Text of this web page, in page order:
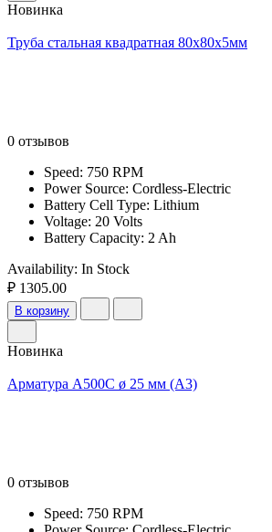
Новинка
Труба стальная квадратная 80х80х5мм
0 отзывов
Speed: 750 RPM
Power Source: Cordless-Electric
Battery Cell Type: Lithium
Voltage: 20 Volts
Battery Capacity: 2 Ah
Availability: In Stock
₽ 1305.00
В корзину
Новинка
Арматура А500С ø 25 мм (А3)
0 отзывов
Speed: 750 RPM